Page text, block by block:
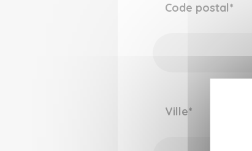
Code postal*
Ville*